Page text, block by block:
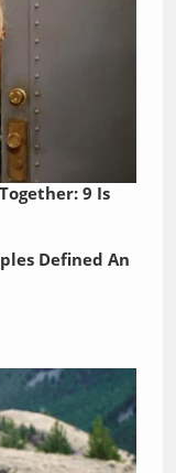
9 Is
Defined An